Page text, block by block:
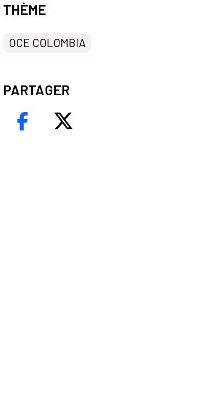
Categorías de la noticia
THÈME
OCE COLOMBIA
PARTAGER